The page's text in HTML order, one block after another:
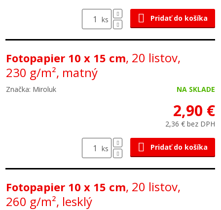
ks Pridať do košíka
Fotopapier 10 x 15 cm, 20 listov,
230 g/m², matný
Značka: Miroluk NA SKLADE
2,90 €
2,36 € bez DPH
ks Pridať do košíka
Fotopapier 10 x 15 cm, 20 listov,
260 g/m², lesklý